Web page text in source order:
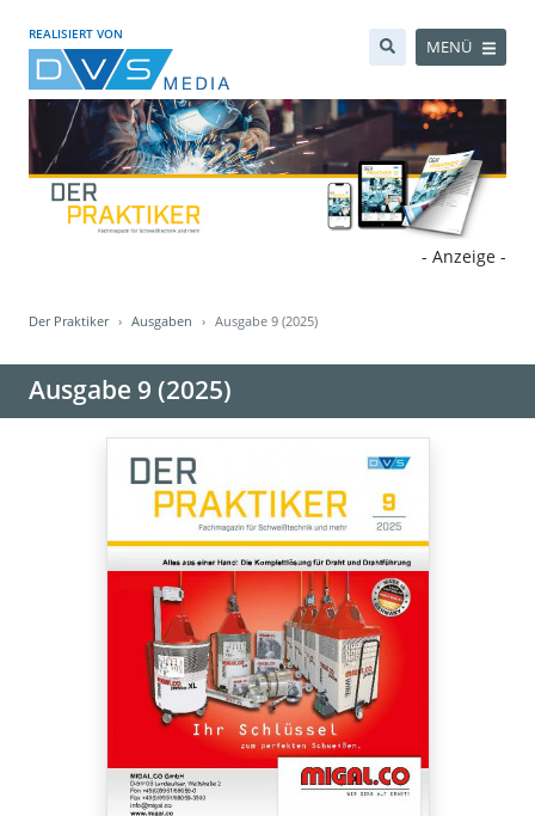
REALISIERT VON
MENÜ
- Anzeige -
Der Praktiker Ausgaben Ausgabe 9 (2025)
Ausgabe 9 (2025)